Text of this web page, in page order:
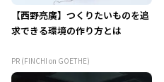
【西野亮廣】つくりたいものを追
求できる環境の作り方とは
PR (FINCHI on GOETHE)